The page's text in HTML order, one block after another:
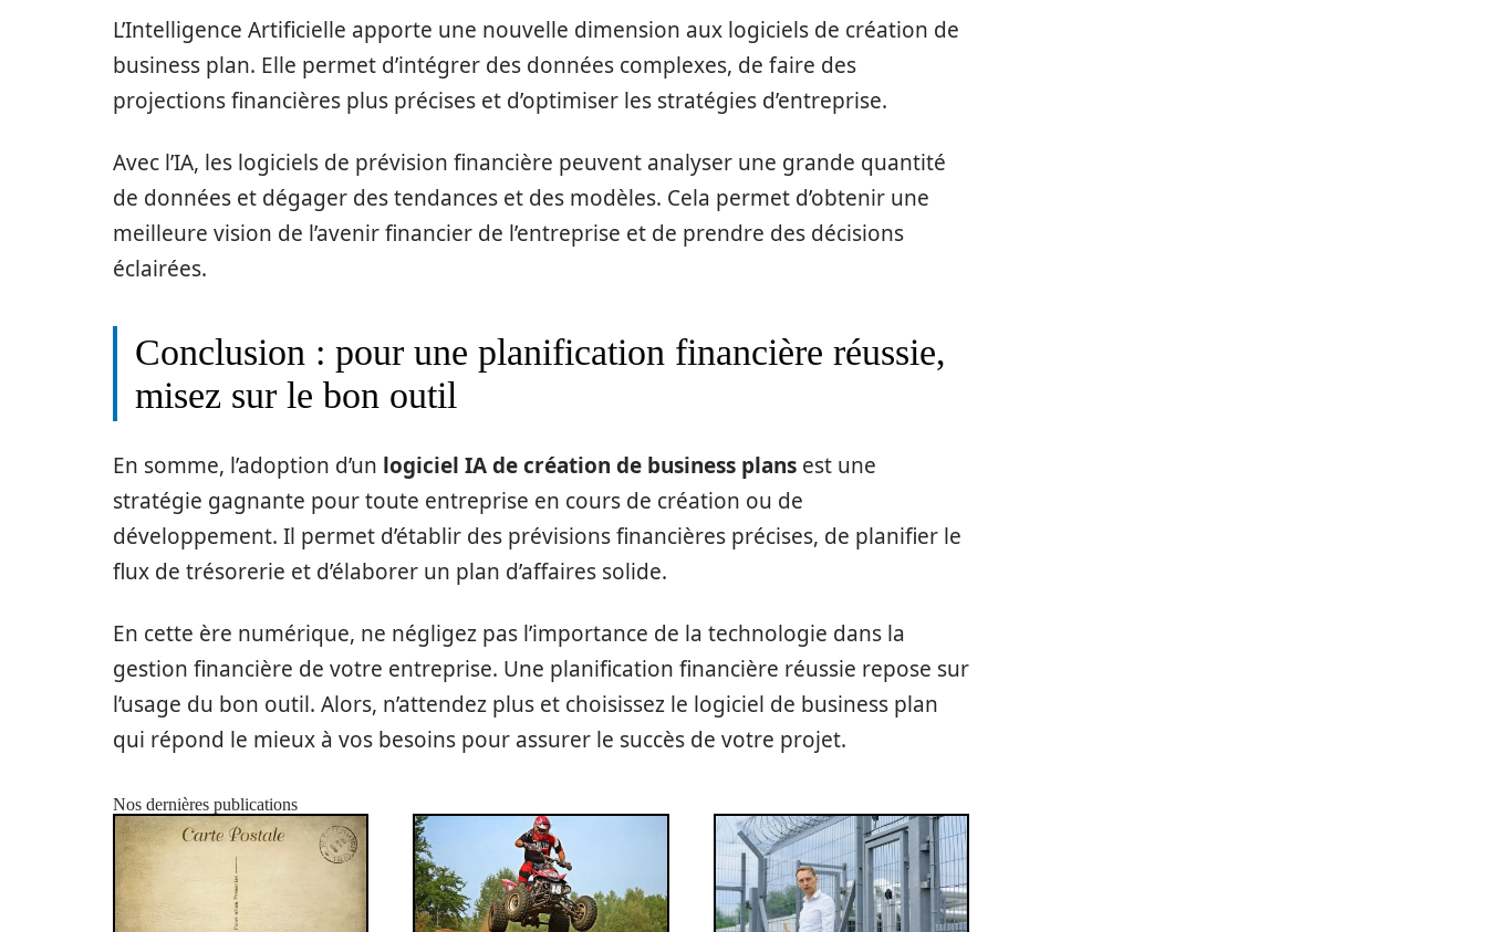
L’Intelligence Artificielle apporte une nouvelle dimension aux logiciels de création de
business plan. Elle permet d’intégrer des données complexes, de faire des
projections financières plus précises et d’optimiser les stratégies d’entreprise.
Avec l’IA, les logiciels de prévision financière peuvent analyser une grande quantité
de données et dégager des tendances et des modèles. Cela permet d’obtenir une
meilleure vision de l’avenir financier de l’entreprise et de prendre des décisions
éclairées.
Conclusion : pour une planification financière réussie,
misez sur le bon outil
En somme, l’adoption d’un logiciel IA de création de business plans est une
stratégie gagnante pour toute entreprise en cours de création ou de
développement. Il permet d’établir des prévisions financières précises, de planifier le
flux de trésorerie et d’élaborer un plan d’affaires solide.
En cette ère numérique, ne négligez pas l’importance de la technologie dans la
gestion financière de votre entreprise. Une planification financière réussie repose sur
l’usage du bon outil. Alors, n’attendez plus et choisissez le logiciel de business plan
qui répond le mieux à vos besoins pour assurer le succès de votre projet.
Nos dernières publications